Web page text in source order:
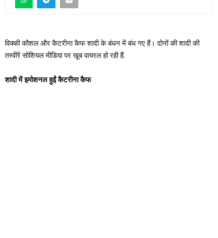
विक्की कौशल और कैटरीना कैफ शादी के बंधन में बंध गए हैं। दोनों की शादी की
तस्वीरें सोशियल मीडिया पर खूब वायरल हो रही हैं.
शादी में इमोशनल हुईं कैटरीना कैफ